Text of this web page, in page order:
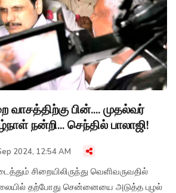
வாசத்திற்கு பின்.... முதல்வர்
நன்றி... செந்தில் பாலாஜி!
2024, 12:54 AM
சிறையிலிருந்து வெளிவருவதில்
தற்போது சென்னையை அடுத்த புழல்